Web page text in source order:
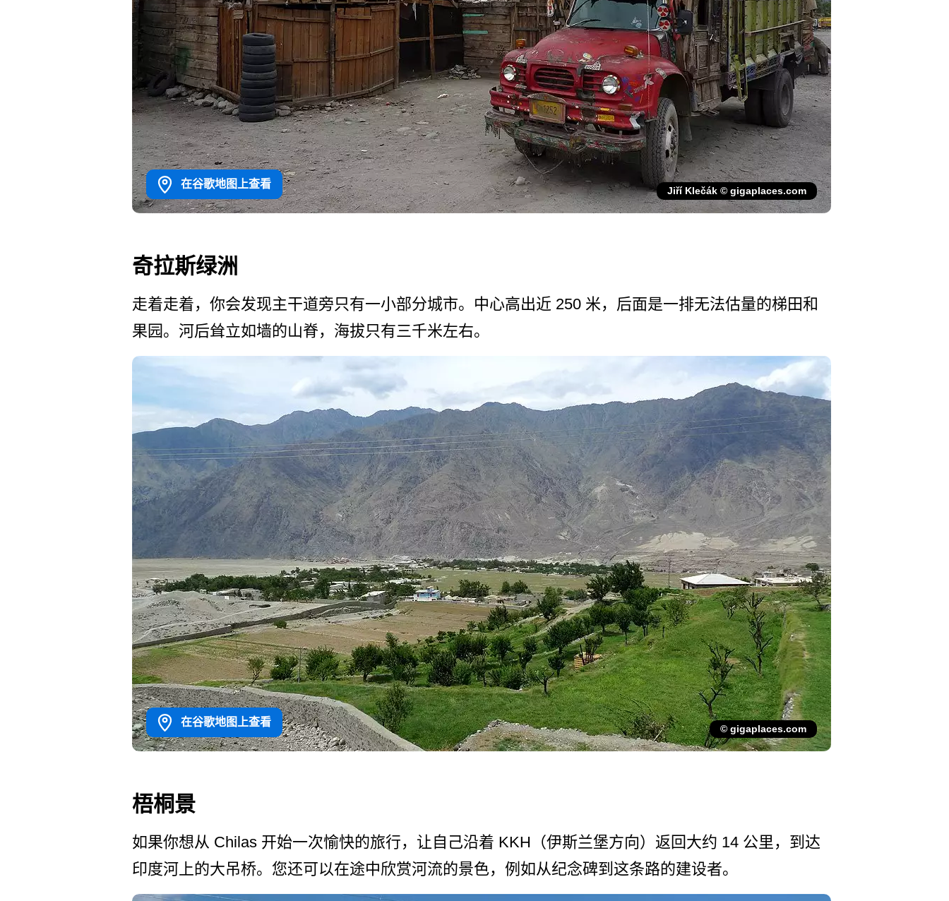
在谷歌地图上查看
Jiří Klečák © gigaplaces.com
奇拉斯绿洲
走着走着，你会发现主干道旁­只有一小部分城市。中心高出近 250 米，后面是一排无法估量的梯­田和
果园。河后耸立如墙的山脊，海拔只有三千米左右。
在谷歌地图上查看
© gigaplaces.com
梧桐景
如果你想从 Chilas 开始一次愉快的旅行，让自己沿着 KKH（伊斯兰堡方向）返回大约 14 公里，到达
印度河上的大吊桥­。您还可以在途中欣赏河流的景色，例如从纪念碑到这­条路的建设者。